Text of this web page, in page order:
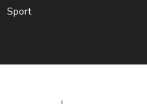
Sport